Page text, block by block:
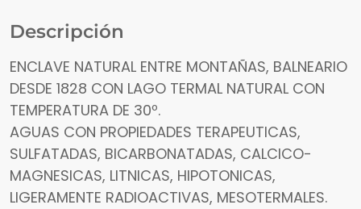
Descripción
ENCLAVE NATURAL ENTRE MONTAÑAS, BALNEARIO
DESDE 1828 CON LAGO TERMAL NATURAL CON
TEMPERATURA DE 30º.
AGUAS CON PROPIEDADES TERAPEUTICAS,
SULFATADAS, BICARBONATADAS, CALCICO-
MAGNESICAS, LITNICAS, HIPOTONICAS,
LIGERAMENTE RADIOACTIVAS, MESOTERMALES.